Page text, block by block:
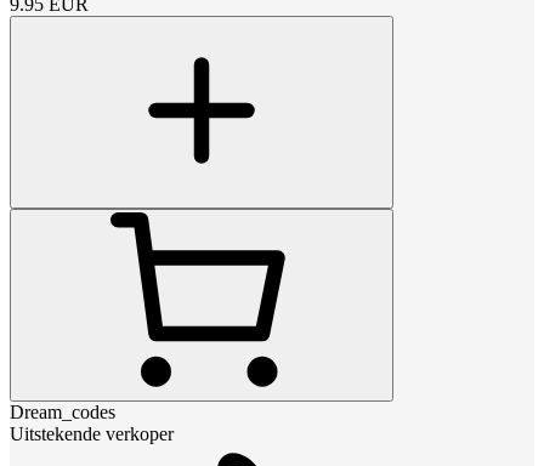
9.95 EUR
Dream_codes
Uitstekende verkoper